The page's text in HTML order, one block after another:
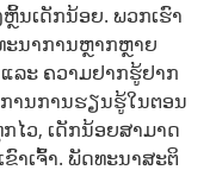
ນເດັກນ້ອຍ. ພວກເຮົາ
ະນາການຫຼາກຫຼາຍ
ລະ ຄວາມຢາກຮູ້ຢາກ
ານການຮຽນຮູ້ໃນຕອນ
ໄວ, ເດັກນ້ອຍສາມາດ
າເຈົ້າ. ພັດທະນາ​ສະຕິ​